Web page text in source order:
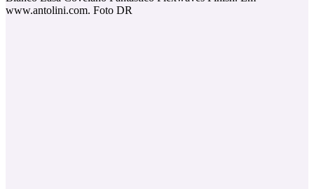
www.antolini.com. Foto DR